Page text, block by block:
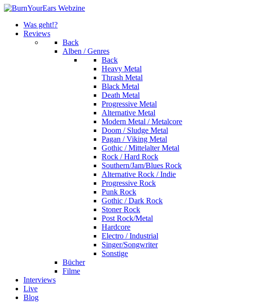
Was geht!?
Reviews
Back
Alben / Genres
Back
Heavy Metal
Thrash Metal
Black Metal
Death Metal
Progressive Metal
Alternative Metal
Modern Metal / Metalcore
Doom / Sludge Metal
Pagan / Viking Metal
Gothic / Mittelalter Metal
Rock / Hard Rock
Southern/Jam/Blues Rock
Alternative Rock / Indie
Progressive Rock
Punk Rock
Gothic / Dark Rock
Stoner Rock
Post Rock/Metal
Hardcore
Electro / Industrial
Singer/Songwriter
Sonstige
Bücher
Filme
Interviews
Live
Blog